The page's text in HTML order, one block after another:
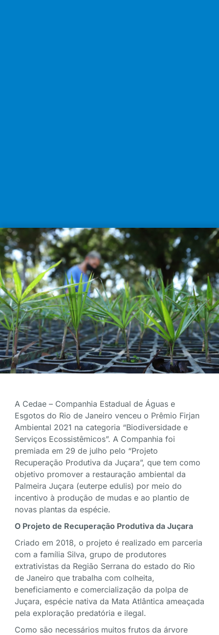
A Cedae – Companhia Estadual de Águas e
Esgotos do Rio de Janeiro venceu o Prêmio Firjan
Ambiental 2021 na categoria “Biodiversidade e
Serviços Ecossistêmicos”. A Companhia foi
premiada em 29 de julho pelo “Projeto
Recuperação Produtiva da Juçara”, que tem como
objetivo promover a restauração ambiental da
Palmeira Juçara (euterpe edulis) por meio do
incentivo à produção de mudas e ao plantio de
novas plantas da espécie.
O Projeto de Recuperação Produtiva da Juçara
Criado em 2018, o projeto é realizado em parceria
com a família Silva, grupo de produtores
extrativistas da Região Serrana do estado do Rio
de Janeiro que trabalha com colheita,
beneficiamento e comercialização da polpa de
Juçara, espécie nativa da Mata Atlântica ameaçada
pela exploração predatória e ilegal.
Como são necessários muitos frutos da árvore